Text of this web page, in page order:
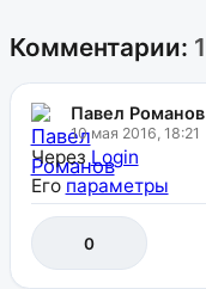
Комментарии: 1
Павел Романов
10 мая 2016, 18:21
Через Login
Его параметры
0